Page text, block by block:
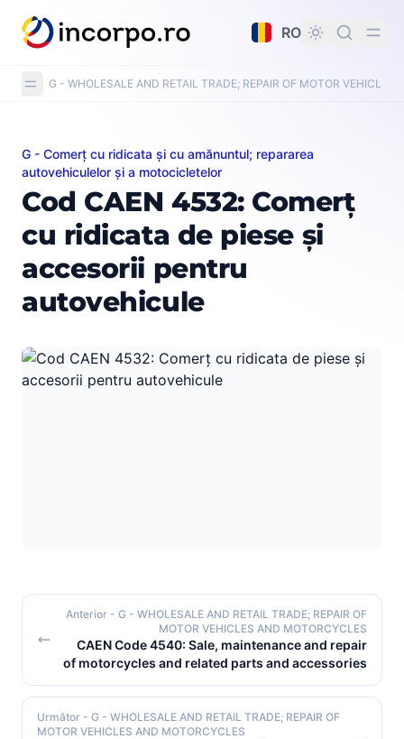
principal
RO
G - WHOLESALE AND RETAIL TRADE; REPAIR OF MOTOR VEHICLES
Cod CAEN 4532: Comerț cu ridicata de piese și
G - Comerț cu ridicata și cu amănuntul; repararea
autovehiculelor și a motocicletelor
Cod CAEN 4532: Comerț
cu ridicata de piese și
accesorii pentru
autovehicule
Anterior - G - WHOLESALE AND RETAIL TRADE; REPAIR OF
MOTOR VEHICLES AND MOTORCYCLES
CAEN Code 4540: Sale, maintenance and repair
of motorcycles and related parts and accessories
Următor - G - WHOLESALE AND RETAIL TRADE; REPAIR OF
MOTOR VEHICLES AND MOTORCYCLES